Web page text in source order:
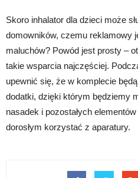
Skoro inhalator dla dzieci może
domowników, czemu reklamowy
maluchów? Powód jest prosty –
takie wsparcia najczęściej.
upewnić się, że w komplecie
dodatki, dzięki którym będziemy
nasadek i pozostałych
dorosłym korzystać z aparatury.